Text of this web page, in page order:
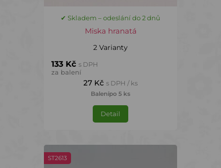
✔ Skladem – odeslání do 2 dnů
Miska hranatá
2 Varianty
133 Kč s DPH
za balení
27 Kč s DPH / ks
Balenípo 5 ks
Detail
ST2613